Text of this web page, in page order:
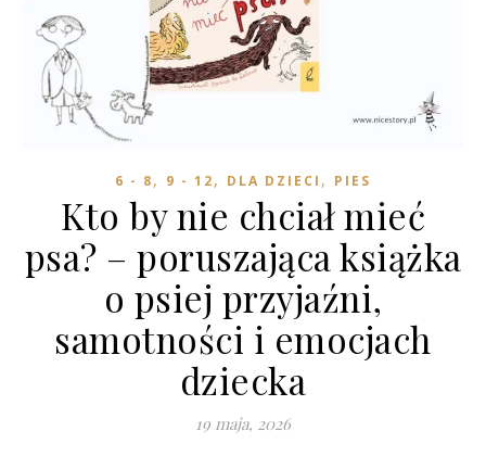
6 - 8, 9 - 12, DLA DZIECI , PIES
Kto by nie chciał mieć
psa? – poruszająca książka
o psiej przyjaźni,
samotności i emocjach
dziecka
19 maja, 2026